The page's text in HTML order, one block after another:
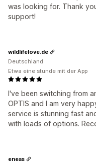
was looking for. Thank
support!
I've been switching from
OPTIS and I am very
service is stunning fast
with loads of options.
wildlifelove.de
Deutschland
Etwa eine stunde mit der App
eneas